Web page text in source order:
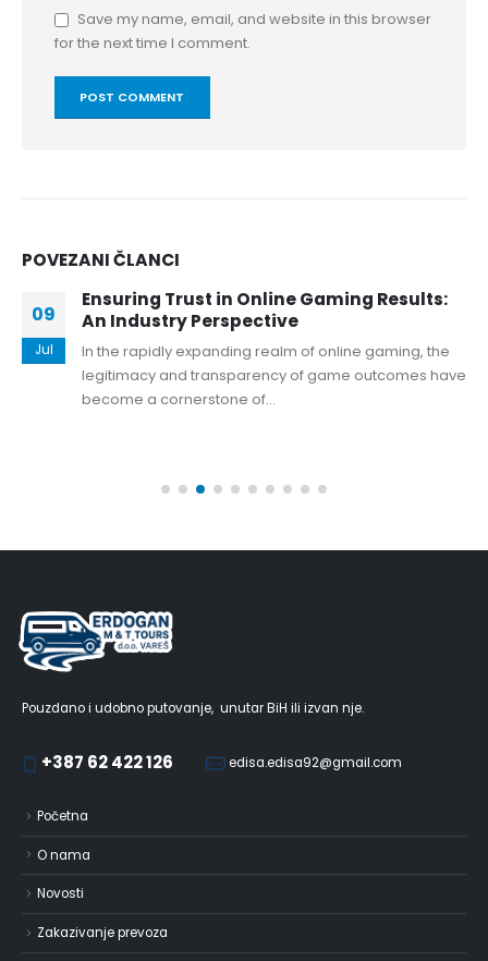
Save my name, email, and website in this browser
for the next time I comment.
POVEZANIČLANCI
09
Jul
Ensuring Trust in Online Gaming Results:
An Industry Perspective
In the rapidly expanding realm of online gaming, the
legitimacy and transparency of game outcomes have
become a cornerstone of...
Pouzdano i udobno putovanje, unutar BiH ili izvan nje.
+387 62 422 126 edisa.edisa92@gmail.com
Početna
O nama
Novosti
Zakazivanje prevoza